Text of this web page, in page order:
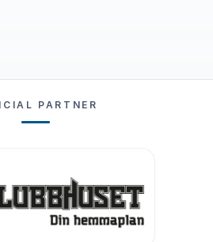
PARTNER